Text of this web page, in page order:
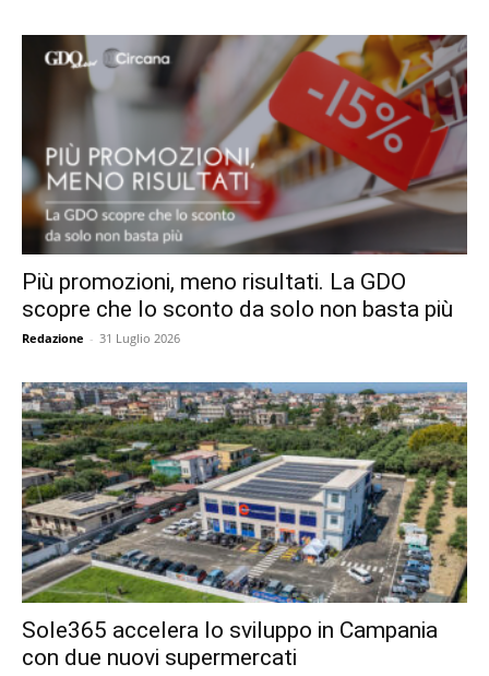
Più promozioni, meno risultati. La GDO
scopre che lo sconto da solo non basta più
Redazione - 31 Luglio 2026
Sole365 accelera lo sviluppo in Campania
con due nuovi supermercati